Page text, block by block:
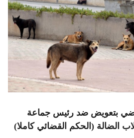
بتعويض ضد رئيس جماعة
الضالة (الحكم القضائي كاملا)